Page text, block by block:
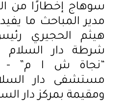
سوهاج إخطارًا من
مدير المباحث ما
هيثم الحجيري
شرطة دار السلام
مستشفى دار
ومقيمة بمركز دار